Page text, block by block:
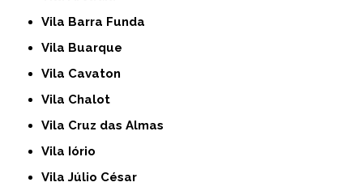
Vila Barra Funda
Vila Buarque
Vila Cavaton
Vila Chalot
Vila Cruz das Almas
Vila Iório
Vila Júlio César